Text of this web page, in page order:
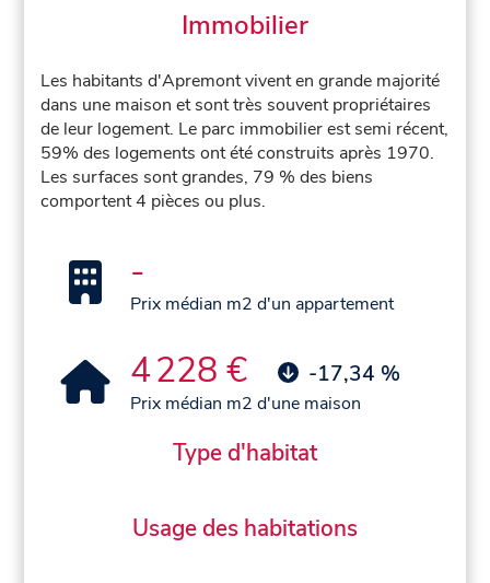
Immobilier
Les habitants d'Apremont vivent en grande majorité
dans une maison et sont très souvent propriétaires
de leur logement. Le parc immobilier est semi récent,
59% des logements ont été construits après 1970.
Les surfaces sont grandes, 79 % des biens
comportent 4 pièces ou plus.
-
Prix médian m2 d'un appartement
4 228 € -17,34 %
Prix médian m2 d'une maison
Type d'habitat
Usage des habitations